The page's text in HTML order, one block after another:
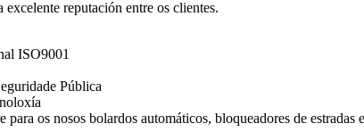
reputación entre os clientes.
ISO9001
Pública
os nosos bolardos automáticos, bloqueadores de estradas